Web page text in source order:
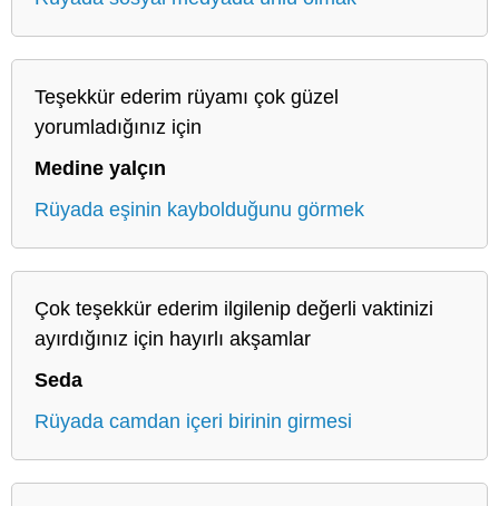
Teşekkür ederim rüyamı çok güzel
yorumladığınız için
Medine yalçın
Rüyada eşinin kaybolduğunu görmek
Çok teşekkür ederim ilgilenip değerli vaktinizi
ayırdığınız için hayırlı akşamlar
Seda
Rüyada camdan içeri birinin girmesi